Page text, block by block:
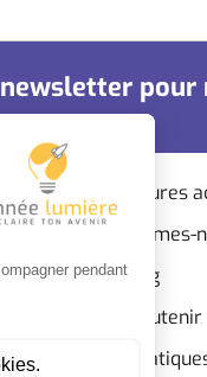
Nos césures
Qui sommes-
Coaching
Nous soutenir
Infos